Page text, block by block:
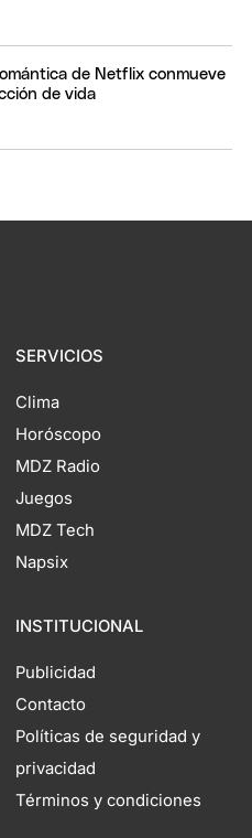
de Netflix conmueve
de vida
SERVICIOS
Clima
Horóscopo
MDZ Radio
Juegos
MDZ Tech
Napsix
INSTITUCIONAL
Publicidad
Contacto
Políticas de seguridad y
privacidad
Términos y condiciones